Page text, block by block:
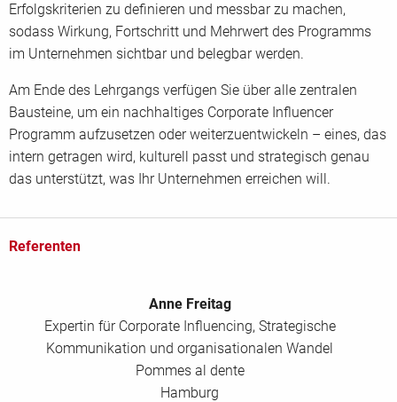
Erfolgskriterien zu definieren und messbar zu machen,
sodass Wirkung, Fortschritt und Mehrwert des Programms
im Unternehmen sichtbar und belegbar werden.
Am Ende des Lehrgangs verfügen Sie über alle zentralen
Bausteine, um ein nachhaltiges Corporate Influencer
Programm aufzusetzen oder weiterzuentwickeln – eines, das
intern getragen wird, kulturell passt und strategisch genau
das unterstützt, was Ihr Unternehmen erreichen will.
Referenten
Anne Freitag
Expertin für Corporate Influencing, Strategische
Kommunikation und organisationalen Wandel
Pommes al dente
Hamburg